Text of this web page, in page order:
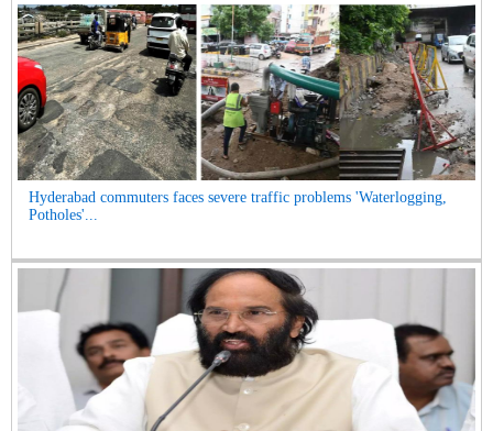
Hyderabad commuters faces severe traffic problems 'Waterlogging,
Potholes'...